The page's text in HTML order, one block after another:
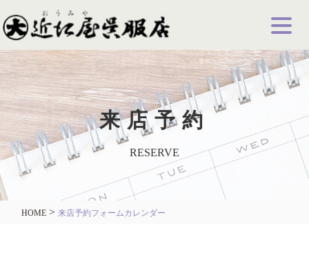
来店予約
RESERVE
HOME >来店予約フォームカレンダー